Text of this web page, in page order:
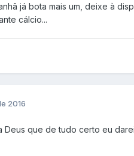
já bota mais um, deixe à
cálcio...
2016
Deus que de tudo certo eu